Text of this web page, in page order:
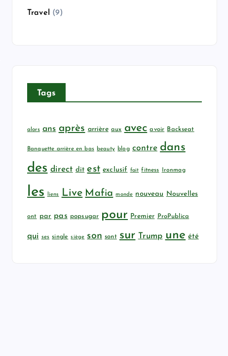
Travel (9)
Tags
alors ans après arrière aux avec avoir Backseat
Banquette arrière en bas beauty blog contre dans
des direct dit est exclusif fait fitness Ironmag
les liens Live Mafia monde nouveau Nouvelles
ont par pas popsugar pour Premier ProPublica
qui ses single siège son sont sur Trump une été